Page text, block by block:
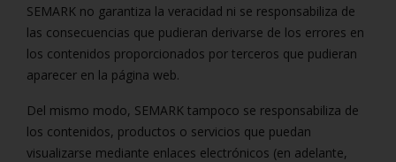
SEMARK no garantiza la veracidad ni se responsabiliza de
las consecuencias que pudieran derivarse de los errores en
los contenidos proporcionados por terceros que pudieran
aparecer en la página web.
Del mismo modo, SEMARK tampoco se responsabiliza de
los contenidos, productos o servicios que puedan
visualizarse mediante enlaces electrónicos (en adelante,